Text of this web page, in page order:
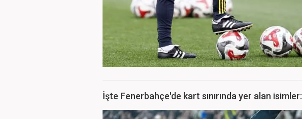
İşte Fenerbahçe'de kart sınırında yer alan isimler: